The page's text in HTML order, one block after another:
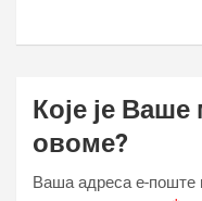
Које је
овоме?
Ваша адреса е-поште